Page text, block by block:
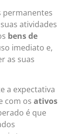
permanentes
atividades
bens de
imediato e,
as suas
a expectativa
com osativos
é que